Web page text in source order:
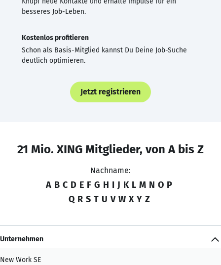
besseres Job-Leben.
Kostenlos profitieren
Schon als Basis-Mitglied kannst Du Deine Job-Suche
deutlich optimieren.
Jetzt registrieren
21 Mio. XING Mitglieder, von A bis Z
Nachname:
A B C D E F G H I J K L M N O P
Q R S T U V W X Y Z
Unternehmen
New Work SE